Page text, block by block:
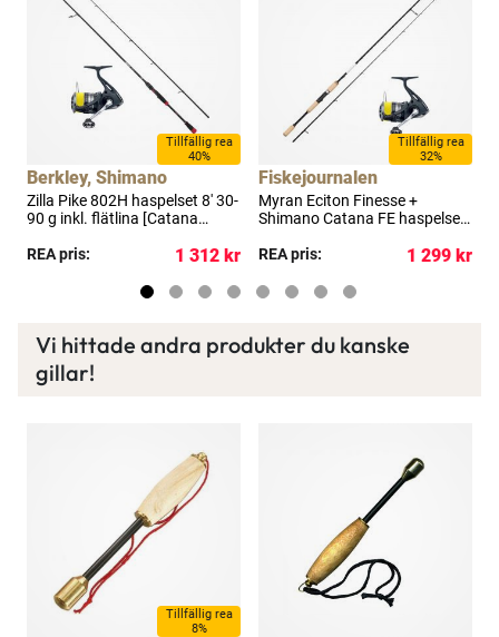
Spana in FJ Max
Ett exklusivt medlemskap med många förmåner.
Bättre priser, fri frakt på alla ordrar, bonuscheck
varje månad och mycket mer. Spara tusenlappar
Läs mer här
Tillfällig rea
40%
Berkley, Shimano
Zilla Pike 802H haspelset 8' 30-
90 g inkl. flätlina [Catana
REA pris:
1 312 kr
Tillfällig rea
32%
Fiskejournalen
Myran Eciton Finesse +
Shimano Catana FE haspelset
REA pris:
1 299 kr
Vi hittade andra produkter du kanske
gillar!
Tillfällig rea
8%